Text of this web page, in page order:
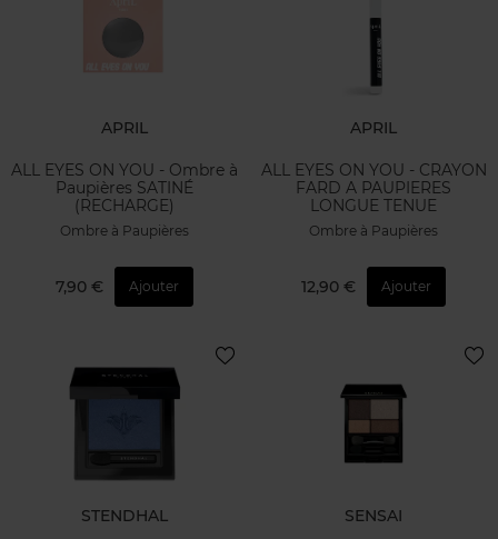
APRIL
ALL EYES ON YOU - Ombre à
Paupières SATINÉ
(RECHARGE)
Ombre à Paupières
7,90 € Ajouter
APRIL
ALL EYES ON YOU - CRAYON
FARD A PAUPIERES
LONGUE TENUE
Ombre à Paupières
12,90 € Ajouter
STENDHAL SENSAI